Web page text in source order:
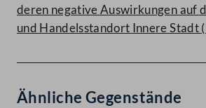
deren negative Auswirkungen auf
und Handelsstandort Innere Stadt
Ähnliche Gegenstände